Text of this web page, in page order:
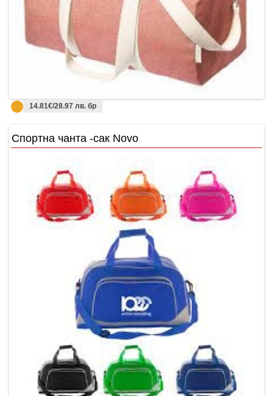
14.81€/28.97 лв. бр
Спортна чанта -сак Novo